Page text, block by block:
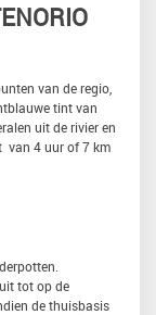
van de regio,
tint van
uit de rivier en
van 4 uur of 7 km
tot op de
de thuisbasis